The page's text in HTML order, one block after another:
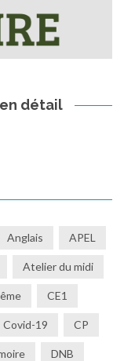
détail
Anglais APEL
Atelier du midi
CE1
Covid-19 CP
DNB